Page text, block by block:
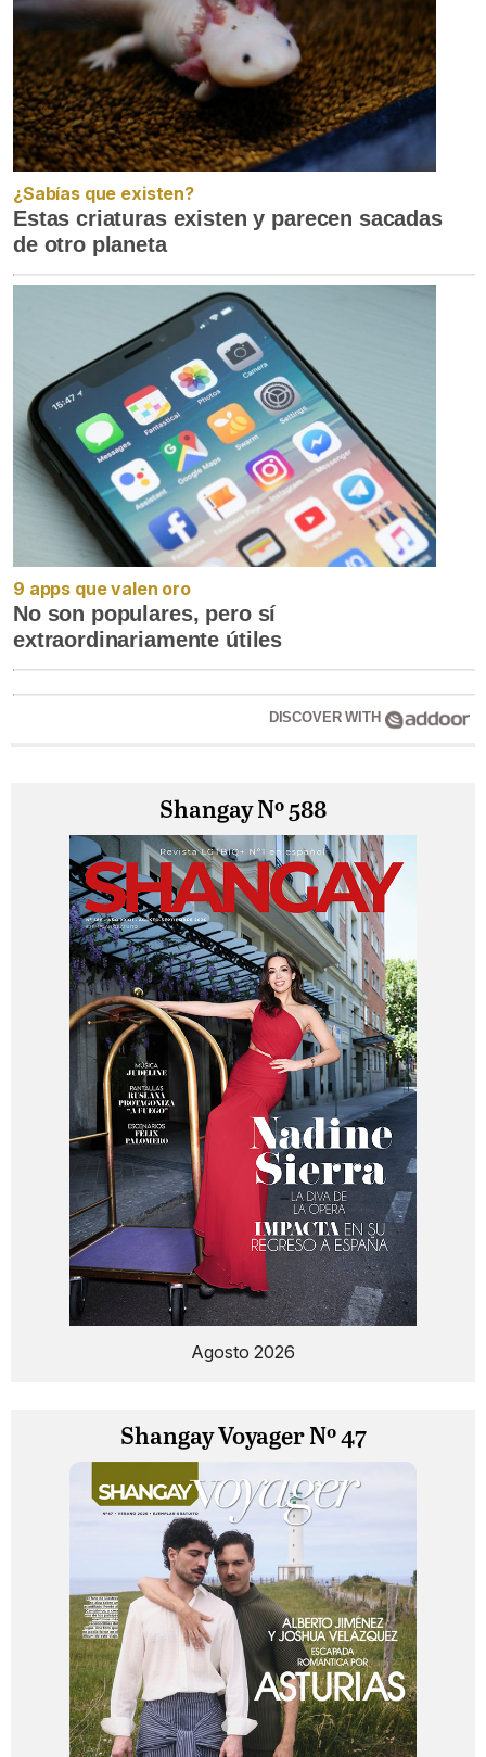
¿Sabías que existen?
Estas criaturas existen y parecen sacadas
de otro planeta
9 apps que valen oro
No son populares, pero sí
extraordinariamente útiles
DISCOVER WITH
Shangay Nº 588
Agosto 2026
Shangay Voyager Nº 47